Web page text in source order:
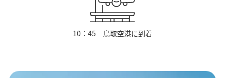
10：45 鳥取空港に到着